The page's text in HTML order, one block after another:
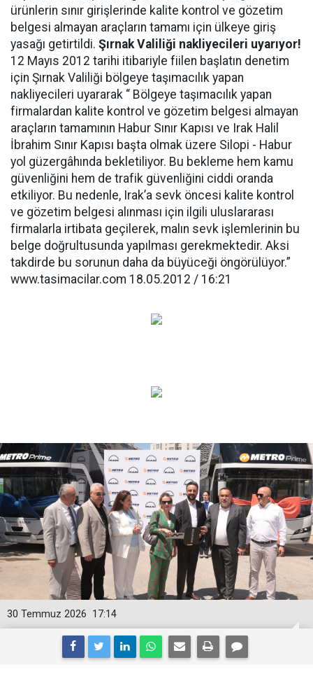
ürünlerin sınır girişlerinde kalite kontrol ve gözetim
belgesi almayan araçların tamamı için ülkeye giriş
yasağı getirtildi. Şırnak Valiliği nakliyecileri uyarıyor!
12 Mayıs 2012 tarihi itibariyle fiilen başlatın denetim
için Şırnak Valiliği bölgeye taşımacılık yapan
nakliyecileri uyararak “ Bölgeye taşımacılık yapan
firmalardan kalite kontrol ve gözetim belgesi almayan
araçların tamamının Habur Sınır Kapısı ve Irak Halil
İbrahim Sınır Kapısı başta olmak üzere Silopi - Habur
yol güzergâhında bekletiliyor. Bu bekleme hem kamu
güvenliğini hem de trafik güvenliğini ciddi oranda
etkiliyor. Bu nedenle, Irak’a sevk öncesi kalite kontrol
ve gözetim belgesi alınması için ilgili uluslararası
firmalarla irtibata geçilerek, malın sevk işlemlerinin bu
belge doğrultusunda yapılması gerekmektedir. Aksi
takdirde bu sorunun daha da büyüceği öngörülüyor.”
www.tasimacilar.com 18.05.2012 / 16:21
17:14
30 Temmuz 2026